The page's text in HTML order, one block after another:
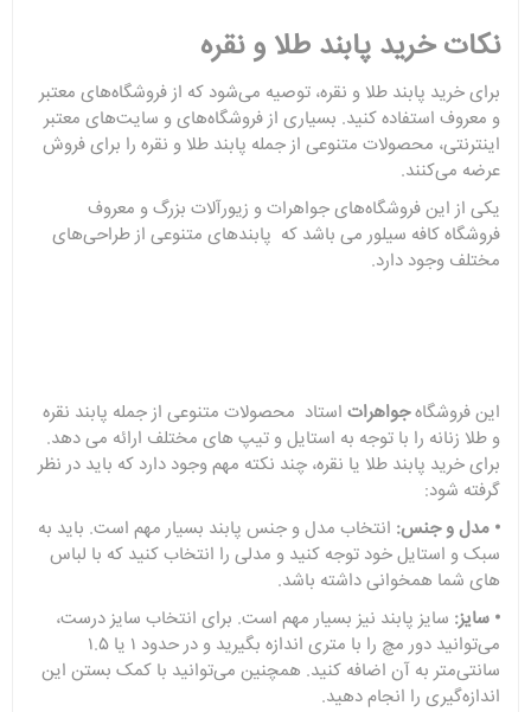
نکات خرید پابند طلا و نقره
برای خرید پابند طلا و نقره، توصیه می‌شود که از فروشگاه‌های معتبر
و معروف استفاده کنید. بسیاری از فروشگاه‌های و سایت‌های معتبر
اینترنتی، محصولات متنوعی از جمله پابند طلا و نقره را برای فروش
عرضه می‌کنند.
یکی از این فروشگاه‌های جواهرات و زیورآلات بزرگ و معروف
فروشگاه کافه سیلور می باشد که پابندهای متنوعی از طراحی‌های
مختلف وجود دارد.
این فروشگاهجواهرات استاد محصولات متنوعی از جمله پابند نقره
و طلا زنانه را با توجه به استایل و تیپ های مختلف ارائه می دهد.
برای خرید پابند طلا یا نقره، چند نکته مهم وجود دارد که باید در نظر
گرفته شود:
• مدل و جنس: انتخاب مدل و جنس پابند بسیار مهم است. باید به
سبک و استایل خود توجه کنید و مدلی را انتخاب کنید که با لباس
های شما همخوانی داشته باشد.
• سایز: سایز پابند نیز بسیار مهم است. برای انتخاب سایز درست،
می‌توانید دور مچ را با متری‌ اندازه بگیرید و در حدود ۱ یا ۱.۵
سانتی‌متر به آن اضافه کنید. همچنین می‌توانید با کمک بستن این
اندازه‌گیری را انجام دهید.